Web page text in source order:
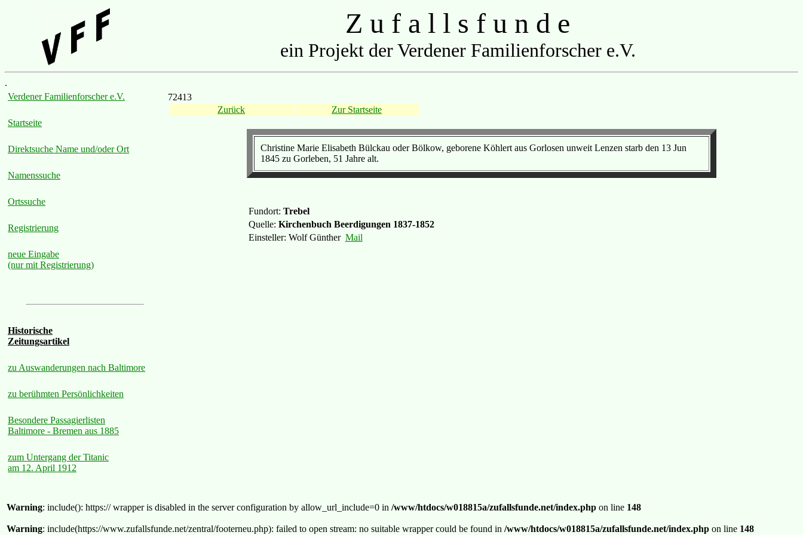
Z u f a l l s f u n d e
ein Projekt der Verdener Familienforscher e.V.
.
Verdener Familienforscher e.V.
Startseite
Direktsuche Name und/oder Ort
Namenssuche
Ortssuche
Registrierung
neue Eingabe
(nur mit Registrierung)
Historische
Zeitungsartikel
zu Auswanderungen nach Baltimore
zu berühmten Persönlichkeiten
Besondere Passagierlisten
Baltimore - Bremen aus 1885
zum Untergang der Titanic
am 12. April 1912
72413
Zurück
Zur Startseite
Christine Marie Elisabeth Bülckau oder Bölkow, geborene Köhlert aus Gorlosen unweit Lenzen starb den 13 Jun
1845 zu Gorleben, 51 Jahre alt.
Fundort: Trebel
Quelle: Kirchenbuch Beerdigungen 1837-1852
Einsteller: Wolf Günther Mail
Warning: include(): https:// wrapper is disabled in the server configuration by allow_url_include=0 in /www/htdocs/w018815a/zufallsfunde.net/index.php on line 148
Warning: include(https://www.zufallsfunde.net/zentral/footerneu.php): failed to open stream: no suitable wrapper could be found in /www/htdocs/w018815a/zufallsfunde.net/index.php on line 148